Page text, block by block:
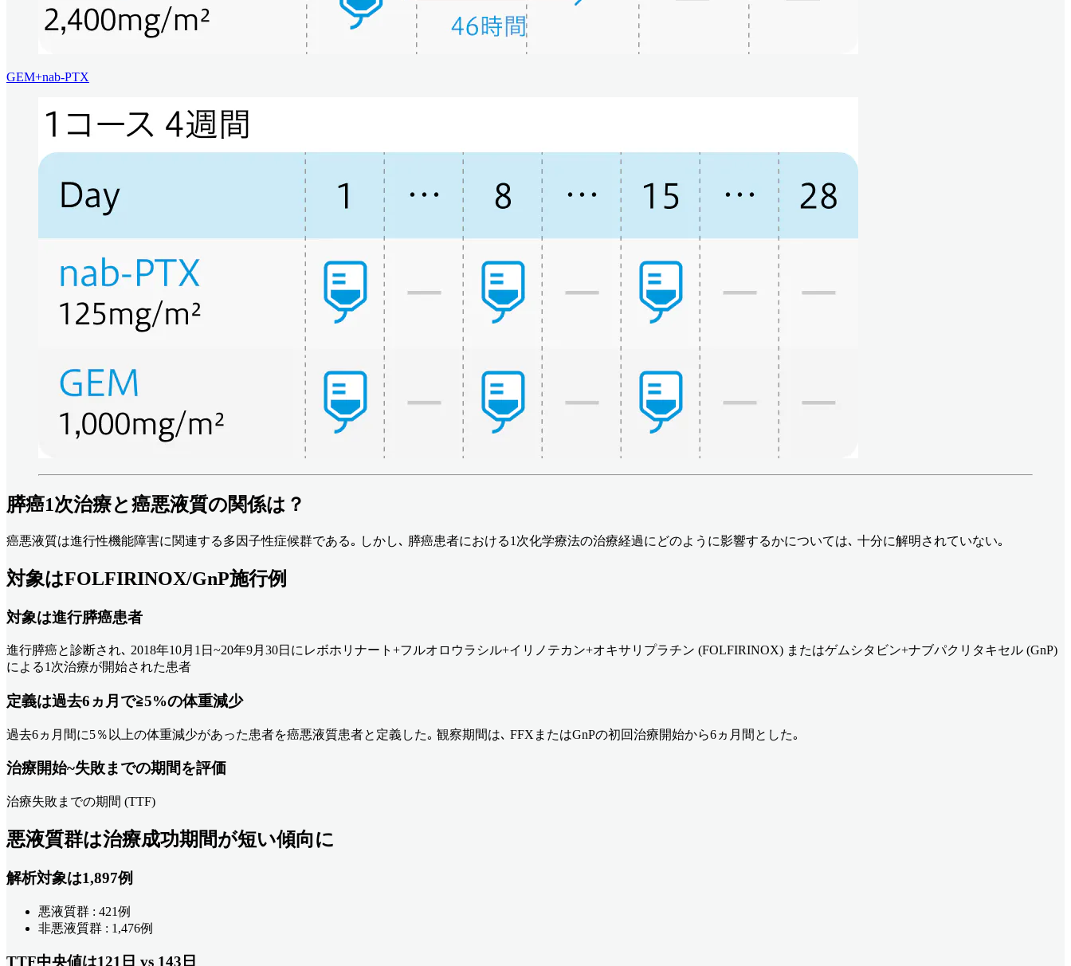
GEM+nab-PTX
膵癌1次治療と癌悪液質の関係は？
癌悪液質は進行性機能障害に関連する多因子性症候群である｡ しかし､ 膵癌患者における1次化学療法の治療経過にどのように影響するかについては､ 十分に解明されていない｡
対象はFOLFIRINOX/GnP施行例
対象は進行膵癌患者
進行膵癌と診断され､ 2018年10月1日~20年9月30日にレボホリナート+フルオロウラシル+イリノテカン+オキサリプラチン (FOLFIRINOX) またはゲムシタビン+ナブパクリタキセル (GnP)
による1次治療が開始された患者
定義は過去6ヵ月で≧5%の体重減少
過去6ヵ月間に5％以上の体重減少があった患者を癌悪液質患者と定義した｡ 観察期間は､ FFXまたはGnPの初回治療開始から6ヵ月間とした｡
治療開始~失敗までの期間を評価
治療失敗までの期間 (TTF)
悪液質群は治療成功期間が短い傾向に
解析対象は1,897例
悪液質群 : 421例
非悪液質群 : 1,476例
TTF中央値は121日 vs 143日